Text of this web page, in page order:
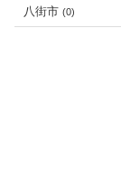
八街市 (0)